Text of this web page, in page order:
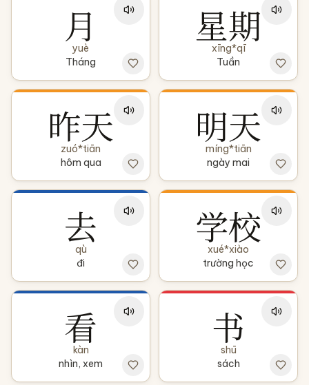
月
yuè
Tháng
星期
xīng*qī
Tuần
昨天
zuó*tiān
hôm qua
明天
míng*tiān
ngày mai
去
qù
đi
学校
xué*xiào
trường học
看
kàn
nhìn, xem
书
shū
sách